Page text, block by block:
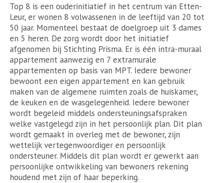
Top 8 is een ouderinitiatief in het centrum van Etten-
Leur, er wonen 8 volwassenen in de leeftijd van 20 tot
50 jaar. Momenteel bestaat de doelgroep uit 3 dames
en 5 heren. De zorg wordt door het initiatief
afgenomen bij Stichting Prisma. Er is één intra-muraal
appartement aanwezig en 7 extramurale
appartementen op basis van MPT. Iedere bewoner
bewoont een eigen appartement en kan gebruik
maken van de algemene ruimten zoals de huiskamer,
de keuken en de wasgelegenheid. Iedere bewoner
wordt begeleid middels ondersteuningsafspraken
welke vastgelegd zijn in het persoonlijk plan. Dit plan
wordt gemaakt in overleg met de bewoner, zijn
wettelijk vertegenwoordiger en persoonlijk
ondersteuner. Middels dit plan wordt er gewerkt aan
persoonlijke ontwikkeling van bewoners rekening
houdend met zijn of haar beperking.